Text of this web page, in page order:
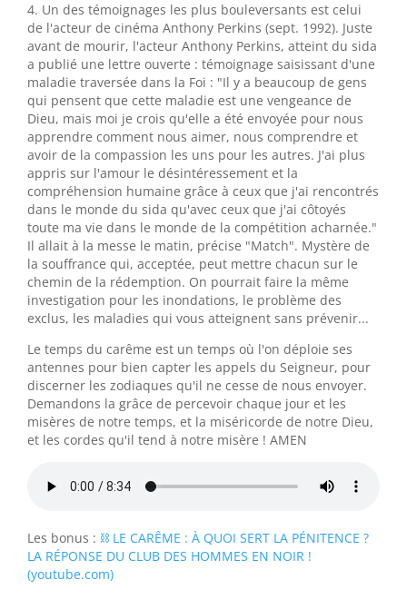
4. Un des témoignages les plus bouleversants est celui
de l'acteur de cinéma Anthony Perkins (sept. 1992). Juste
avant de mourir, l'acteur Anthony Perkins, atteint du sida
a publié une lettre ouverte : témoignage saisissant d'une
maladie traversée dans la Foi : "Il y a beaucoup de gens
qui pensent que cette maladie est une vengeance de
Dieu, mais moi je crois qu'elle a été envoyée pour nous
apprendre comment nous aimer, nous comprendre et
avoir de la compassion les uns pour les autres. J'ai plus
appris sur l'amour le désintéressement et la
compréhension humaine grâce à ceux que j'ai rencontrés
dans le monde du sida qu'avec ceux que j'ai côtoyés
toute ma vie dans le monde de la compétition acharnée."
Il allait à la messe le matin, précise "Match". Mystère de
la souffrance qui, acceptée, peut mettre chacun sur le
chemin de la rédemption. On pourrait faire la même
investigation pour les inondations, le problème des
exclus, les maladies qui vous atteignent sans prévenir...
Le temps du carême est un temps où l'on déploie ses
antennes pour bien capter les appels du Seigneur, pour
discerner les zodiaques qu'il ne cesse de nous envoyer.
Demandons la grâce de percevoir chaque jour et les
misères de notre temps, et la miséricorde de notre Dieu,
et les cordes qu'il tend à notre misère ! AMEN
Les bonus : ⛓️ LE CARÊME : À QUOI SERT LA PÉNITENCE ?
LA RÉPONSE DU CLUB DES HOMMES EN NOIR !
(youtube.com)